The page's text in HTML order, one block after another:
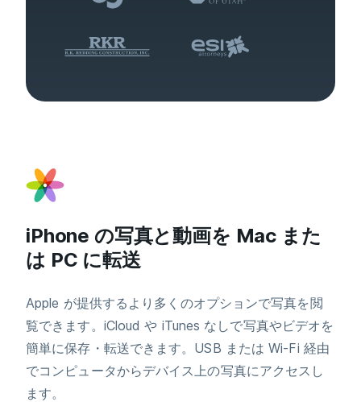
iPhone の写真と動画を Mac また
は PC に転送
Apple が提供するより多くのオプションで写真を閲
覧できます。iCloud や iTunes なしで写真やビデオを
簡単に保存・転送できます。USB または Wi-Fi 経由
でコンピュータからデバイス上の写真にアクセスし
ます。